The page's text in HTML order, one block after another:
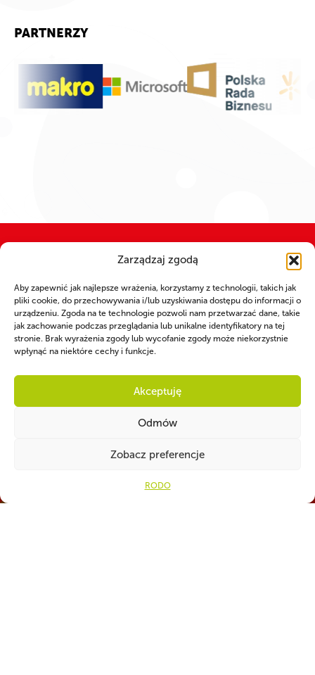
Zarządzaj zgodą
Aby zapewnić jak najlepsze wrażenia, korzystamy z technologii, takich jak
pliki cookie, do przechowywania i/lub uzyskiwania dostępu do informacji o
urządzeniu. Zgoda na te technologie pozwoli nam przetwarzać dane, takie
jak zachowanie podczas przeglądania lub unikalne identyfikatory na tej
stronie. Brak wyrażenia zgody lub wycofanie zgody może niekorzystnie
wpłynąć na niektóre cechy i funkcje.
Akceptuję
Odmów
Zobacz preferencje
RODO
PARTNERZY
WSPÓLNIE DLA HARCERSKIEJ MISJI
Twoje wsparcie, nasza
siła!
Numer konta do darowizn na rzecz ZHP
82 1160 2202 0000 0001 3283